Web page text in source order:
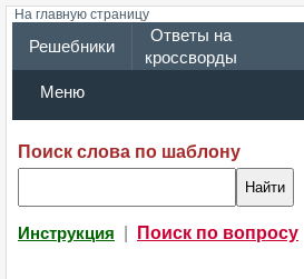
На главную страницу
Решебники
Ответы на
кроссворды
Меню
Поиск слова по шаблону
Инструкция Поиск по вопросу